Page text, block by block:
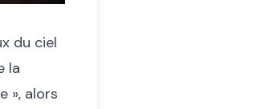
du ciel
la
», alors